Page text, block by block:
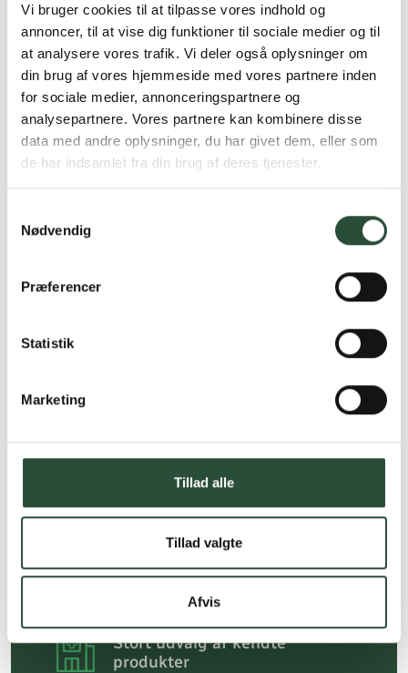
Vi bruger cookies til at tilpasse vores indhold og
annoncer, til at vise dig funktioner til sociale medier og til
at analysere vores trafik. Vi deler også oplysninger om
din brug af vores hjemmeside med vores partnere inden
for sociale medier, annonceringspartnere og
analysepartnere. Vores partnere kan kombinere disse
data med andre oplysninger, du har givet dem, eller som
de har indsamlet fra din brug af deres tjenester.
Nødvendig
Præferencer
Statistik
Marketing
Tillad alle
Tillad valgte
Afvis
Curasept
Curasept ADS IMPLANT
PRO,0,2 %
Kun online
DKK96,75
Curasept
Curasept PrimiDenti Gel
Børste
Få hjælp til din webordre
på:kundeservice@uglecare.dk
Hurtig levering (30 min. i Kbh)
Faste lave priser*
*Gælder ikke ernæringsprodukter.
Stort udvalg af kendte
produkter